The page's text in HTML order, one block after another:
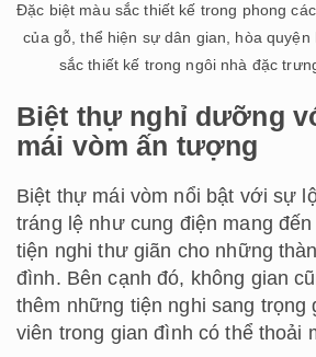
Đặc biệt màu sắc thiết kế trong phong
của gỗ, thể hiện sự dân gian, hòa
sắc thiết kế trong ngôi nhà đặc
Biệt thự nghỉ dưỡng
mái vòm ấn tượng
Biệt thự mái vòm nổi bật với sự
tráng lệ như cung điện mang
tiện nghi thư giãn cho những
đình. Bên cạnh đó, không gian
thêm những tiện nghi sang trọng
viên trong gian đình có thể thoải